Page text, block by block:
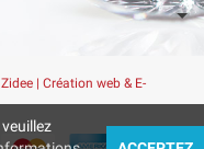
Zidee | Création web & E-